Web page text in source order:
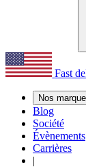
Fast
Nos
Blog
Société
Évènements
Carrières
|